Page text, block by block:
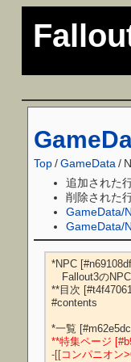
Top/GameData /
追加された
削除された
GameData/
GameData/
*NPC
Fallout3の
**目次
#contents
**特集ページ
-[[コンパニオン